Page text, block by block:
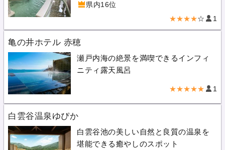
県内16位
★★★★☆ 1
亀の井ホテル 赤穂
瀬戸内海の絶景を満喫できるインフィ
ニティ露天風呂
★★★★★ 1
白雲谷温泉ゆぴか
白雲谷池の美しい自然と良質の温泉を
堪能できる癒やしのスポット